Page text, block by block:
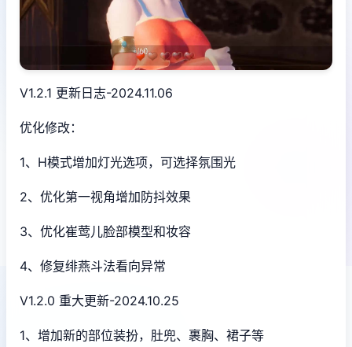
V1.2.1 更新日志-2024.11.06
优化修改：
1、H模式增加灯光选项，可选择氛围光
2、优化第一视角增加防抖效果
3、优化崔莺儿脸部模型和妆容
4、修复绯燕斗法看向异常
V1.2.0 重大更新-2024.10.25
1、增加新的部位装扮，肚兜、裹胸、裙子等